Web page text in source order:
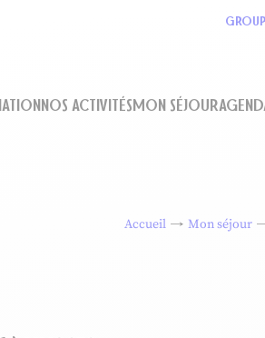
Accueil Mon séjour
NOS ACTIVITÉSMON SÉJOUR